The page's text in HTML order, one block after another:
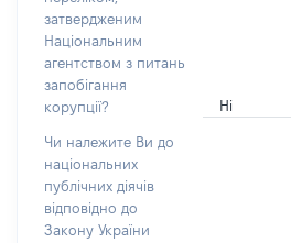
затвердженим
Національним
агентством з питань
запобігання
корупції?
Ні
Чи належите Ви до
національних
публічних діячів
відповідно до
Закону України